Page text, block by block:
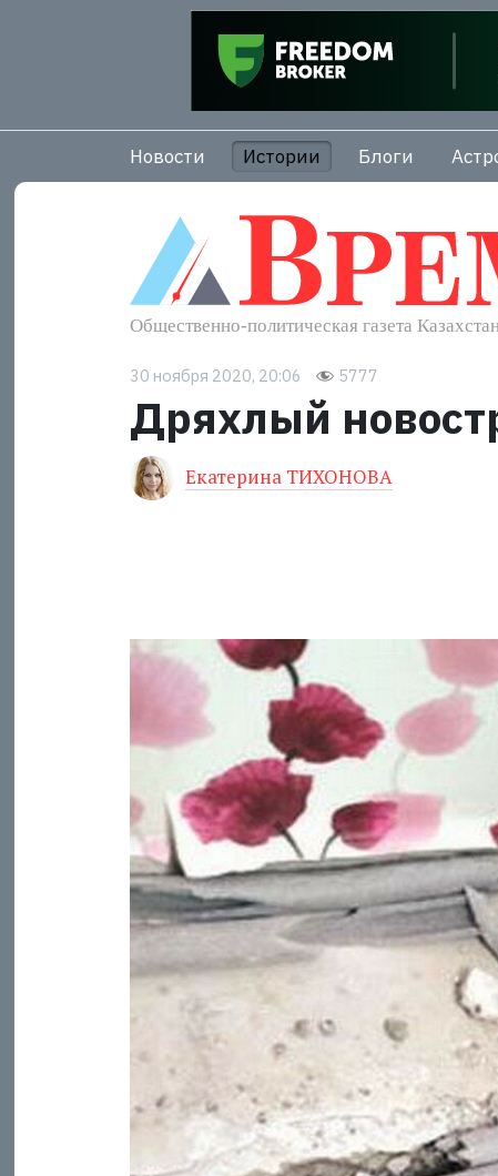
Новости Истории Блоги
30 ноября 2020, 20:06 5777
Дряхлый
Екатерина ТИХОНОВА